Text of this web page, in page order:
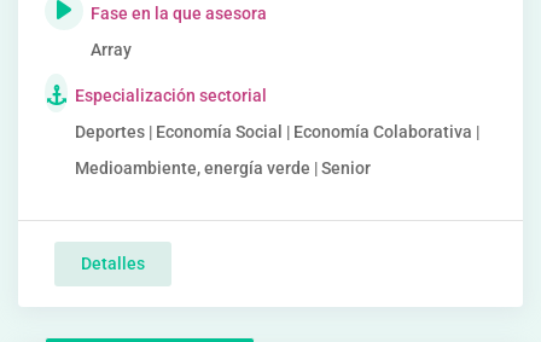
Fase en la que asesora
Array
Especialización sectorial
Deportes | Economía Social | Economía Colaborativa |
Medioambiente, energía verde | Senior
Detalles